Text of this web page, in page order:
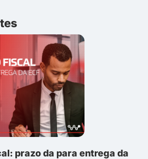
prazo da para entrega da